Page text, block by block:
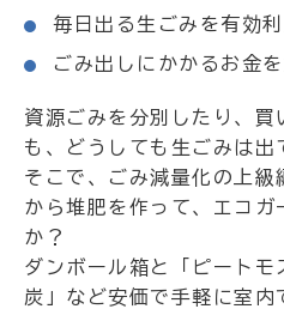
毎日出る生ごみを有効
ごみ出しにかかるお金を
資源ごみを分別したり、買
も、どうしても生ごみは出
そこで、ごみ減量化の上級
から堆肥を作って、エコガ
か？
ダンボール箱と「ピートモ
炭」など安価で手軽に室内